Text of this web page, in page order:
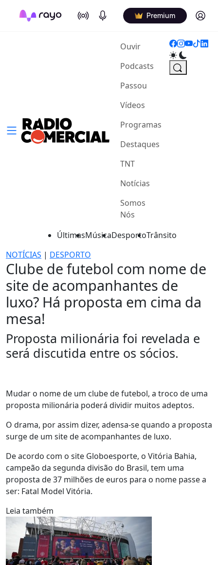
On Air Podcasts Premium Log in
Ouvir(current)
Podcasts
Passou
Vídeos
Programas
Destaques
TNT
Notícias
Somos
Nós
ÚltimasMúsicaDesportoTrânsito
NOTÍCIAS | DESPORTO
Clube de futebol com nome de
site de acompanhantes de
luxo? Há proposta em cima da
mesa!
Proposta milionária foi revelada e
será discutida entre os sócios.
Mudar o nome de um clube de futebol, a troco de uma
proposta milionária poderá dividir muitos adeptos.
O drama, por assim dizer, adensa-se quando a proposta
surge de um site de acompanhantes de luxo.
De acordo com o site Globoesporte, o Vitória Bahia,
campeão da segunda divisão do Brasil, tem uma
proposta de 37 milhões de euros para o nome passe a
ser: Fatal Model Vitória.
Leia também